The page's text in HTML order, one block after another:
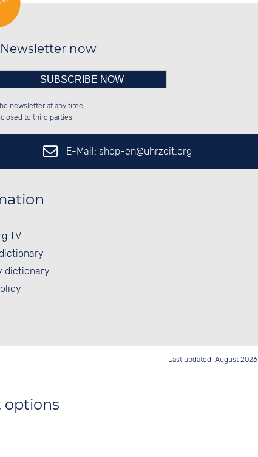
now
enter number in the
left hand field.
newsletter at any time.
to third parties
E-Mail: shop-en@uhrzeit.org
TV
dictionary
Last updated: August 2026
options